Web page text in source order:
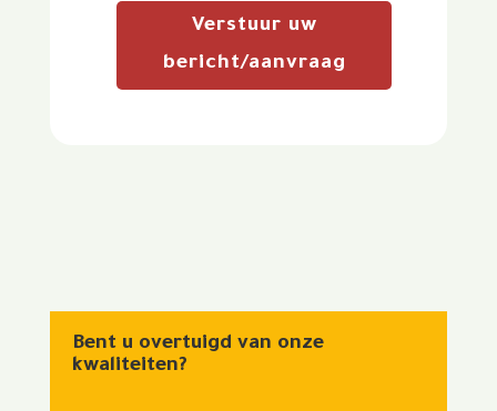
Verstuur uw
bericht/aanvraag
Bent u overtuigd van onze
kwaliteiten?